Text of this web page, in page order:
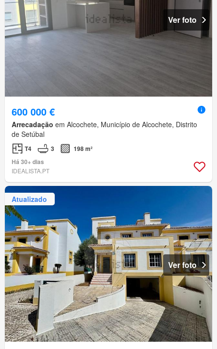
Ver foto
600 000 €
Arrecadação em Alcochete, Município de Alcochete, Distrito
de Setúbal
T4 3
198 m²
Há 30+ dias
IDEALISTA.PT
Atualizado
Ver foto